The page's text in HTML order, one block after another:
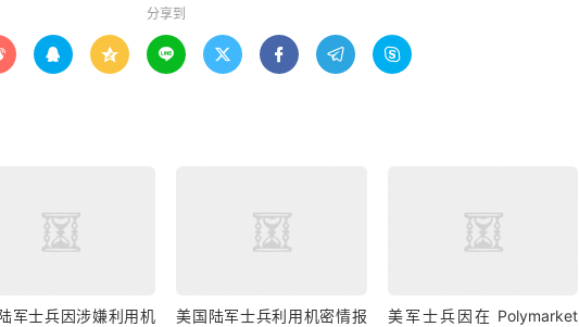
分享到
      
军士兵因涉嫌利用机
美国陆军士兵利用机密情报
美军士兵因在 Polymarket